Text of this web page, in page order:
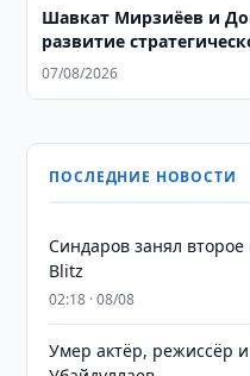
Шавкат Мирзиёев и
развитие
07/08/2026
ПОСЛЕДНИЕ НОВОСТИ
Синдаров занял
Blitz
02:18 · 08/08
Умер актёр, режиссёр